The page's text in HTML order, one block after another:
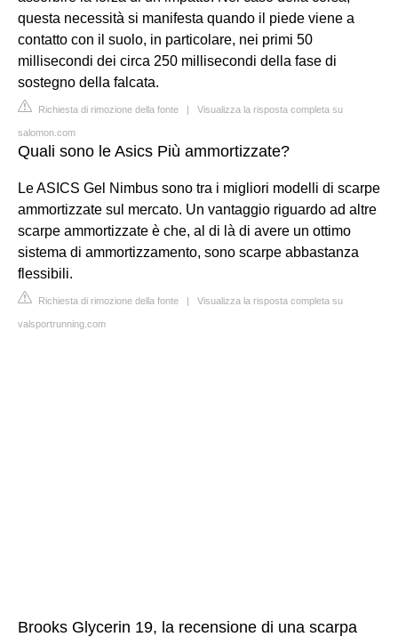
questa necessità si manifesta quando il piede viene a
contatto con il suolo, in particolare, nei primi 50
millisecondi dei circa 250 millisecondi della fase di
sostegno della falcata.
Richiesta di rimozione della fonte | Visualizza la risposta completa su
salomon.com
Quali sono le Asics Più ammortizzate?
Le ASICS Gel Nimbus sono tra i migliori modelli di scarpe
ammortizzate sul mercato. Un vantaggio riguardo ad altre
scarpe ammortizzate è che, al di là di avere un ottimo
sistema di ammortizzamento, sono scarpe abbastanza
flessibili.
Richiesta di rimozione della fonte | Visualizza la risposta completa su
valsportrunning.com
Brooks Glycerin 19, la recensione di una scarpa